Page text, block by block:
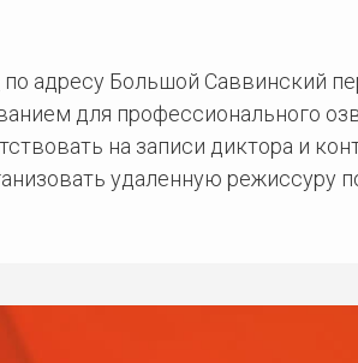
по адресу Большой Саввинский
для профессионального
на записи диктора и
удаленную режиссуру